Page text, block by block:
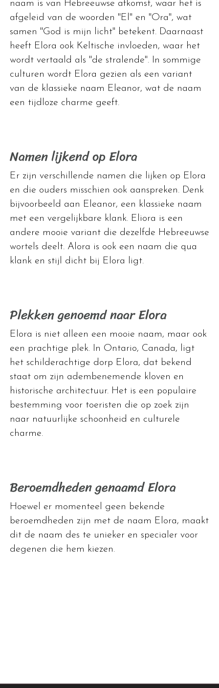
naam is van Hebreeuwse afkomst, waar het is
afgeleid van de woorden "El" en "Ora", wat
samen "God is mijn licht" betekent. Daarnaast
heeft Elora ook Keltische invloeden, waar het
wordt vertaald als "de stralende". In sommige
culturen wordt Elora gezien als een variant
van de klassieke naam Eleanor, wat de naam
een tijdloze charme geeft.
Namen lijkend op Elora
Er zijn verschillende namen die lijken op Elora
en die ouders misschien ook aanspreken. Denk
bijvoorbeeld aan Eleanor, een klassieke naam
met een vergelijkbare klank. Eliora is een
andere mooie variant die dezelfde Hebreeuwse
wortels deelt. Alora is ook een naam die qua
klank en stijl dicht bij Elora ligt.
Plekken genoemd naar Elora
Elora is niet alleen een mooie naam, maar ook
een prachtige plek. In Ontario, Canada, ligt
het schilderachtige dorp Elora, dat bekend
staat om zijn adembenemende kloven en
historische architectuur. Het is een populaire
bestemming voor toeristen die op zoek zijn
naar natuurlijke schoonheid en culturele
charme.
Beroemdheden genaamd Elora
Hoewel er momenteel geen bekende
beroemdheden zijn met de naam Elora, maakt
dit de naam des te unieker en specialer voor
degenen die hem kiezen.